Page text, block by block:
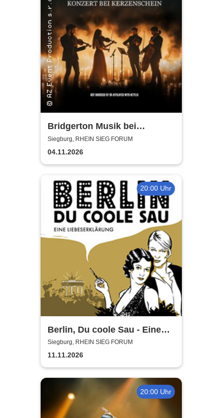
Bridgerton Musik bei
Kerzenschein
Siegburg, RHEIN SIEG FORUM
04.11.2026
20:00 Uhr
Berlin, Du coole Sau - Eine
Liebeserklärung
Siegburg, RHEIN SIEG FORUM
11.11.2026
20:00 Uhr